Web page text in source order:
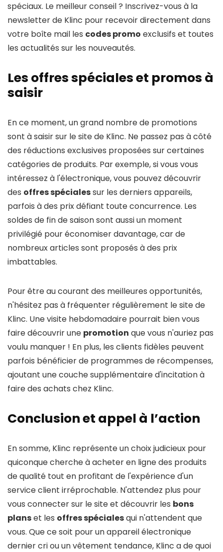
spéciaux. Le meilleur conseil ? Inscrivez-vous à la
newsletter de Klinc pour recevoir directement dans
votre boîte mail les codes promo exclusifs et toutes
les actualités sur les nouveautés.
Les offres spéciales et promos à
saisir
En ce moment, un grand nombre de promotions
sont à saisir sur le site de Klinc. Ne passez pas à côté
des réductions exclusives proposées sur certaines
catégories de produits. Par exemple, si vous vous
intéressez à l'électronique, vous pouvez découvrir
des offres spécialessur les derniers appareils,
parfois à des prix défiant toute concurrence. Les
soldes de fin de saison sont aussi un moment
privilégié pour économiser davantage, car de
nombreux articles sont proposés à des prix
imbattables.
Pour être au courant des meilleures opportunités,
n'hésitez pas à fréquenter régulièrement le site de
Klinc. Une visite hebdomadaire pourrait bien vous
faire découvrir une promotion que vous n'auriez pas
voulu manquer ! En plus, les clients fidèles peuvent
parfois bénéficier de programmes de récompenses,
ajoutant une couche supplémentaire d'incitation à
faire des achats chez Klinc.
Conclusion et appel à l’action
En somme, Klinc représente un choix judicieux pour
quiconque cherche à acheter en ligne des produits
de qualité tout en profitant de l'expérience d'un
service client irréprochable. N'attendez plus pour
vous connecter sur le site et découvrir les bons
planset les offres spécialesqui n'attendent que
vous. Que ce soit pour un appareil électronique
dernier cri ou un vêtement tendance, Klinc a de quoi